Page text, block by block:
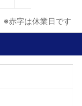
※赤字は休業日です